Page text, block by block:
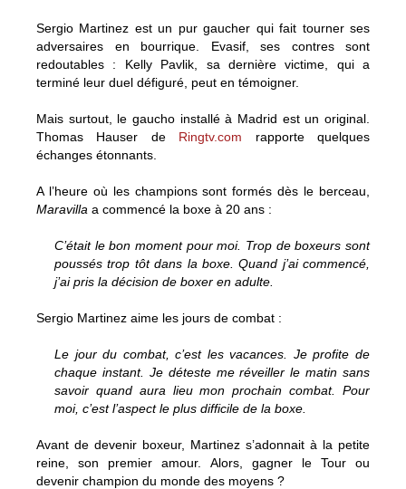
Sergio Martinez est un pur gaucher qui fait tourner ses
adversaires en bourrique. Evasif, ses contres sont
redoutables : Kelly Pavlik, sa dernière victime, qui a
terminé leur duel défiguré, peut en témoigner.
Mais surtout, le gaucho installé à Madrid est un original.
Thomas Hauser de Ringtv.com rapporte quelques
échanges étonnants.
A l’heure où les champions sont formés dès le berceau,
Maravilla a commencé la boxe à 20 ans :
C’était le bon moment pour moi. Trop de boxeurs sont
poussés trop tôt dans la boxe. Quand j’ai commencé,
j’ai pris la décision de boxer en adulte.
Sergio Martinez aime les jours de combat :
Le jour du combat, c’est les vacances. Je profite de
chaque instant. Je déteste me réveiller le matin sans
savoir quand aura lieu mon prochain combat. Pour
moi, c’est l’aspect le plus difficile de la boxe.
Avant de devenir boxeur, Martinez s’adonnait à la petite
reine, son premier amour. Alors, gagner le Tour ou
devenir champion du monde des moyens ?